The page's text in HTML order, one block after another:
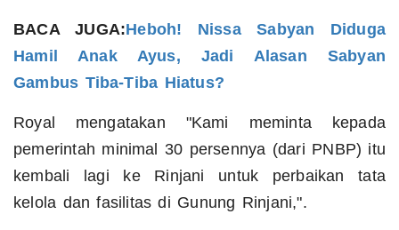
BACA JUGA:Heboh! Nissa Sabyan Diduga
Hamil Anak Ayus, Jadi Alasan Sabyan
Gambus Tiba-Tiba Hiatus?
Royal mengatakan "Kami meminta kepada
pemerintah minimal 30 persennya (dari PNBP) itu
kembali lagi ke Rinjani untuk perbaikan tata
kelola dan fasilitas di Gunung Rinjani,".